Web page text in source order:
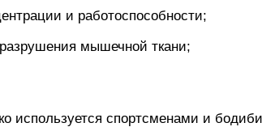
и работоспособности;
мышечной ткани;
используется спортсменами и